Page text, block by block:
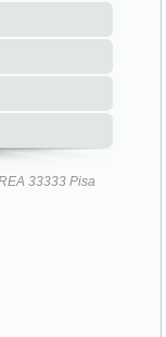
33333 Pisa